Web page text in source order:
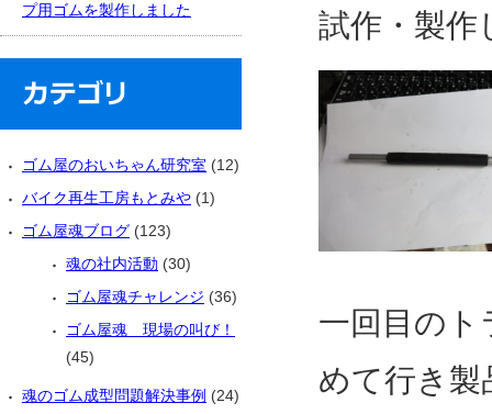
試作・製作
一回目のト
めて行き製
プ用ゴムを製作しました
ゴム屋のおいちゃん研究室 (12)
バイク再生工房もとみや (1)
ゴム屋魂ブログ (123)
魂の社内活動 (30)
ゴム屋魂チャレンジ (36)
ゴム屋魂 現場の叫び！
(45)
魂のゴム成型問題解決事例 (24)